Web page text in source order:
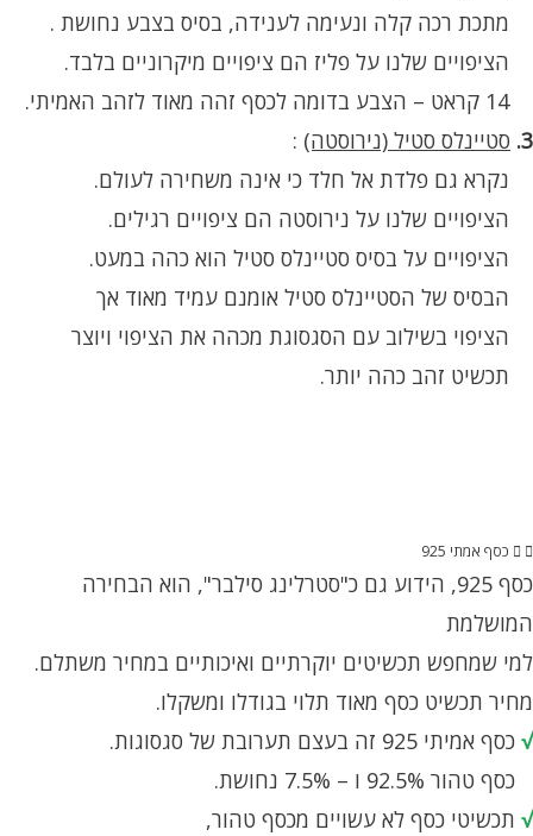
מתכת רכה קלה ונעימה לענידה, בסיס בצבע נחושת .
הציפויים שלנו על פליז הם ציפויים מיקרוניים בלבד.
14 קראט – הצבע בדומה לכסף זהה מאוד לזהב האמיתי.
3. סטיינלס סטיל (נירוסטה) :
נקרא גם פלדת אל חלד כי אינה משחירה לעולם.
הציפויים שלנו על נירוסטה הם ציפויים רגילים.
הציפויים על בסיס סטיינלס סטיל הוא כהה במעט.
הבסיס של הסטיינלס סטיל אומנם עמיד מאוד אך
הציפוי בשילוב עם הסגסוגת מכהה את הציפוי ויוצר
תכשיט זהב כהה יותר.
כסף אמתי 925
כסף 925, הידוע גם כ"סטרלינג סילבר", הוא הבחירה
המושלמת
למי שמחפש תכשיטים יוקרתיים ואיכותיים במחיר משתלם.
מחיר תכשיט כסף מאוד תלוי בגודלו ומשקלו.
√ כסף אמיתי 925 זה בעצם תערובת של סגסוגות.
כסף טהור 92.5% ו – 7.5% נחושת.
√ תכשיטי כסף לא עשויים מכסף טהור,